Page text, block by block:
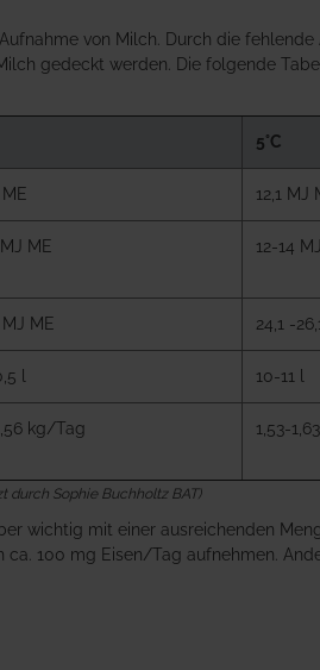
von Milch. Durch die
gedeckt werden. Die folgende
5°C
12,1 MJ
ME 12-14
ME 24,1 -
l 10-11 l
kg/Tag 1,53-
durch Sophie Buchholtz BAT)
wichtig mit einer ausreichenden
100 mg Eisen/Tag aufnehmen.